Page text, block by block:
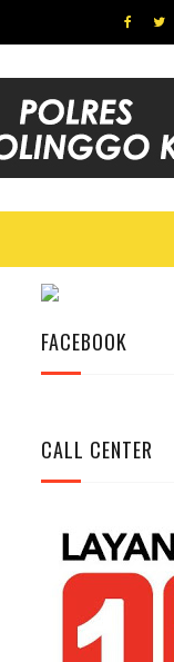
FACEBOOK
CALL CENTER